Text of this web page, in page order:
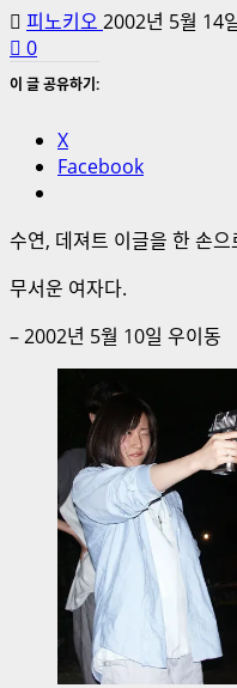
피노키오 2002년 5월 14
0
이 글 공유하기:
X
Facebook
수연, 데져트 이글을 한 손
무서운 여자다.
– 2002년 5월 10일 우이동